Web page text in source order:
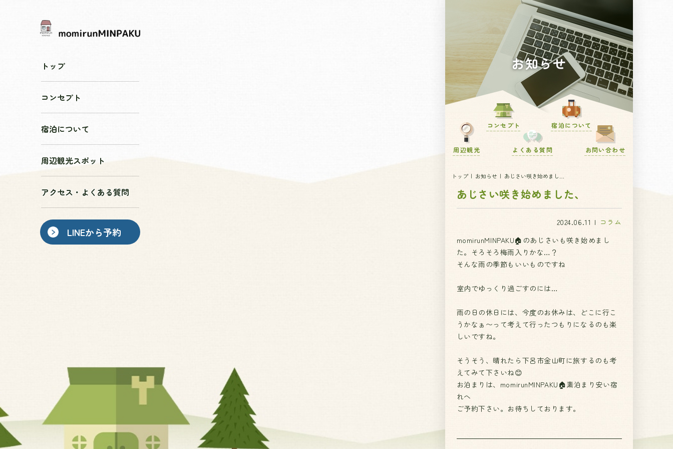
トップ
コンセプト
宿泊について
周辺観光スポット
アクセス・よくある質問
LINEから予約
お知らせ
コンセプト 宿泊について
周辺観光 よくある質問 お問い合わせ
トップ お知らせ
あじさい咲き始めまし
あじさい咲き始めました、
2024.06.11
コラム
momirunMINPAKU🏠のあじさいも咲き始めまし
た。そろそろ梅雨入りかな…？
そんな雨の季節もいいものですね
室内でゆっくり過ごすのには…
雨の日の休日には、今度のお休みは、どこに行こ
うかなぁ〜って考えて行ったつもりになるのも楽
しいですね。
そうそう、晴れたら下呂市金山町に旅するのも考
えてみて下さいね😊
お泊まりは、momirunMINPAKU🏠素泊まり安い宿
れへ
ご予約下さい。お待ちしております。